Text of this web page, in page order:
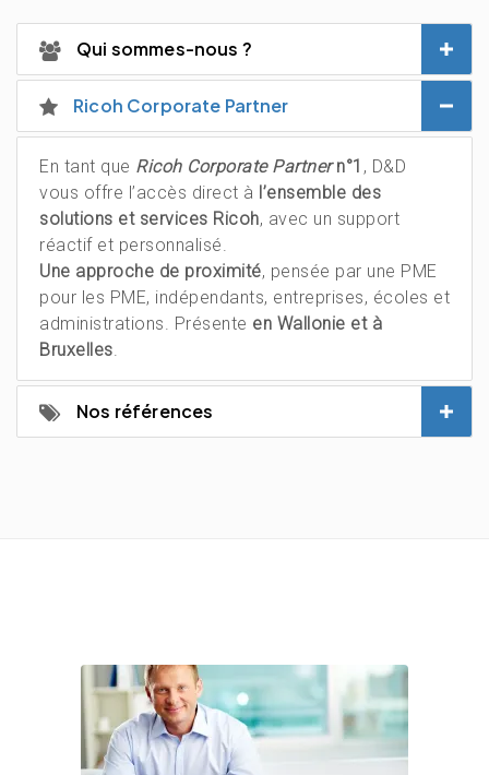
Qui sommes-nous ?
Ricoh Corporate Partner
En tant que Ricoh Corporate Partnern°1 , D&D
vous offre l’accès direct à l’ensemble des
solutions et services Ricoh, avec un support
réactif et personnalisé.
Une approche de proximité, pensée par une PME
pour les PME, indépendants, entreprises, écoles et
administrations. Présente en Wallonie et à
Bruxelles.
Nos références